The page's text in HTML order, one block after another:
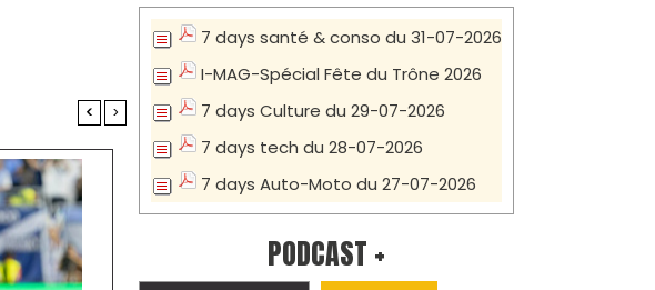
< >
7 days santé & conso du 31-07-2026
I-MAG-Spécial Fête du Trône 2026
7 days Culture du 29-07-2026
7 days tech du 28-07-2026
7 days Auto-Moto du 27-07-2026
PODCAST +